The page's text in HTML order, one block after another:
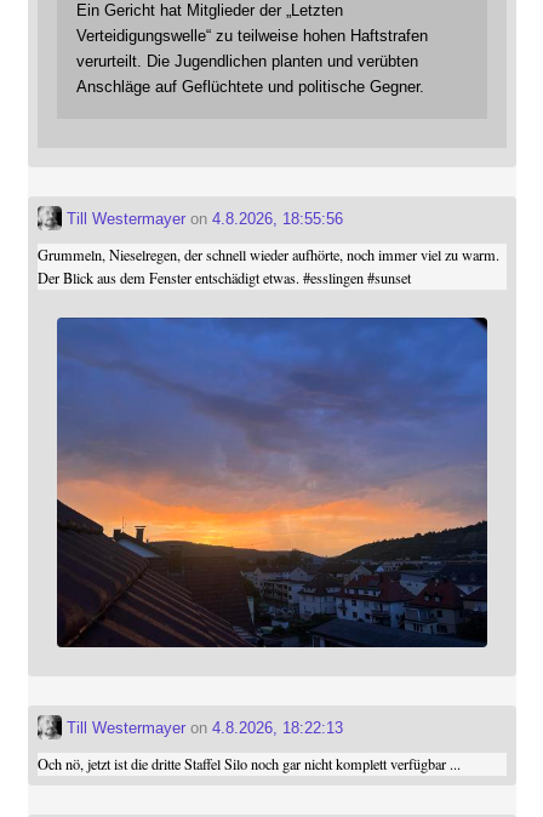
Ein Gericht hat Mitglieder der „Letzten
Verteidigungswelle“ zu teilweise hohen Haftstrafen
verurteilt. Die Jugendlichen planten und verübten
Anschläge auf Geflüchtete und politische Gegner.
Till Westermayeron 4.8.2026, 18:55:56
Grummeln, Nieselregen, der schnell wieder aufhörte, noch immer viel zu warm.
Der Blick aus dem Fenster entschädigt etwas.#esslingen #sunset
Till Westermayeron 4.8.2026, 18:22:13
Och nö, jetzt ist die dritte Staffel Silo noch gar nicht komplett verfügbar ...